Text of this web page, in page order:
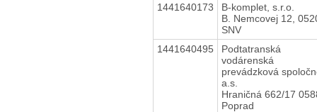
1441640173
B-komplet, s.r.o.
B. Nemcovej 12,
SNV
1441640495
Podtatranská
vodárenská
prevádzková
a.s.
Hraničná 662/17
Poprad